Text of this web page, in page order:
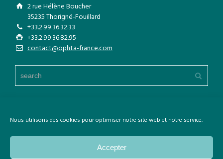
Nous utilisons des cookies pour optimiser notre site web et notre service.
Accepter
2 rue Hélène Boucher
35235 Thorigné-Fouillard
+33.2.99.36.32.33
+33.2.99.36.82.95
contact@ophta-france.com
Copyright © Ophta France. Tout droits réservés.
Mentions légales
Politique de cookies (UE)